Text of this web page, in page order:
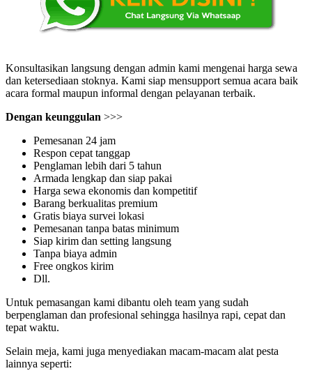
Konsultasikan langsung dengan admin kami mengenai harga sewa
dan ketersediaan stoknya. Kami siap mensupport semua acara baik
acara formal maupun informal dengan pelayanan terbaik.
Dengan keunggulan >>>
Pemesanan 24 jam
Respon cepat tanggap
Penglaman lebih dari 5 tahun
Armada lengkap dan siap pakai
Harga sewa ekonomis dan kompetitif
Barang berkualitas premium
Gratis biaya survei lokasi
Pemesanan tanpa batas minimum
Siap kirim dan setting langsung
Tanpa biaya admin
Free ongkos kirim
Dll.
Untuk pemasangan kami dibantu oleh team yang sudah
berpenglaman dan profesional sehingga hasilnya rapi, cepat dan
tepat waktu.
Selain meja, kami juga menyediakan macam-macam alat pesta
lainnya seperti: